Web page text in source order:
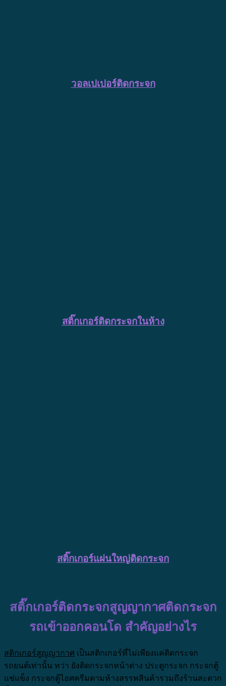
วอลเปเปอร์ติดกระจก
สติ๊กเกอร์ติดกระจกในห้าง
สติ๊กเกอร์แผ่นใหญ่ติดกระจก
สติ๊กเกอร์ติดกระจกสูญญากาศติดกระจก
รถเข้าออกคอนโด สำคัญอย่างไร
สติกเกอร์สูญญากาศ เป็นสติกเกอร์ที่ไม่เพียงแค่ติดกระจก
รถยนต์เท่านั้น ทว่า ยังติดกระจกหน้าต่าง ประตูกระจก กระจกตู้
แช่แข็ง กระจกตู้ไอศครีมตามห้างสรรพสินค้ารวมถึงร้านสะดวก